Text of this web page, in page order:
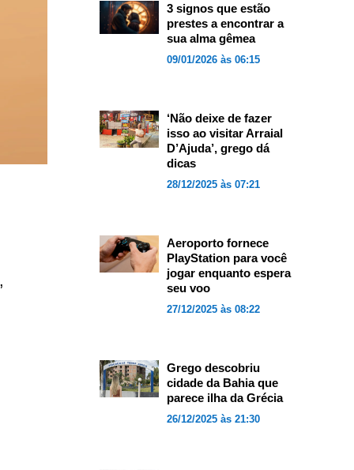
3 signos que estão
prestes a encontrar a
sua alma gêmea
09/01/2026 às 06:15
‘Não deixe de fazer
isso ao visitar Arraial
D’Ajuda’, grego dá
dicas
28/12/2025 às 07:21
Aeroporto fornece
PlayStation para você
jogar enquanto espera
seu voo
27/12/2025 às 08:22
Grego descobriu
cidade da Bahia que
parece ilha da Grécia
26/12/2025 às 21:30